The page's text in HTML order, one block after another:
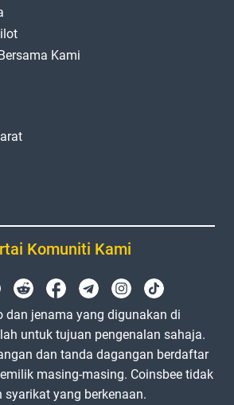
Kami
Komuniti Kami
dan jenama yang digunakan di
untuk tujuan pengenalan sahaja.
dan tanda dagangan berdaftar
masing-masing. Coinsbee tidak
syarikat yang berkenaan.